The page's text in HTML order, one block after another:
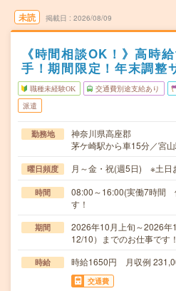
未読 掲載日 2026/08/09
《時間相談OK！》高時
手！期間限定！年末調整
職種未経験OK 交通費別途支給あり
派遣
勤務地
神奈川県高座郡
茅ケ崎駅から車15分／宮
曜日頻度 月～金・祝(週5日) ※土日
時間
08:00～16:00(実働7時間
す！
期間
2026年10月上旬～2026
12/10）までのお仕事です！
時給 時給1650円 月収例
交通費